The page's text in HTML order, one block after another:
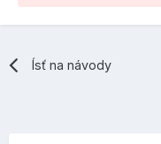
Ísť na návody